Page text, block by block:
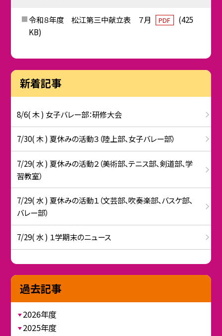
令和８年度 松江第三中献立表 ７月 PDF
(425
KB)
新着記事
8/6( 木 ) 女子バレー部：研修大会
7/30( 木 ) 夏休みの活動３（陸上部、女子バレー部）
7/29( 水 ) 夏休みの活動２（美術部、テニス部、剣道部、学
習教室）
7/29( 水 ) 夏休みの活動１（文芸部、吹奏楽部、バスケ部、
バレー部）
7/29( 水 ) １学期末のニュース
過去記事
2026年度
2025年度